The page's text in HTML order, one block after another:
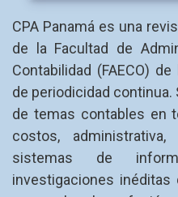
CPA Panamá es una
de la Facultad de
Contabilidad (FAECO)
de periodicidad
de temas contables en
costos, administrativa,
sistemas de
investigaciones